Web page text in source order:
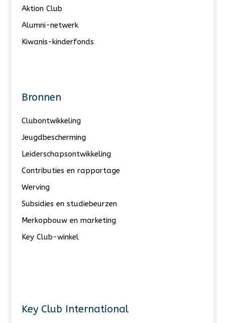
Aktion Club
Alumni-netwerk
Kiwanis-kinderfonds
Bronnen
Clubontwikkeling
Jeugdbescherming
Leiderschapsontwikkeling
Contributies en rapportage
Werving
Subsidies en studiebeurzen
Merkopbouw en marketing
Key Club-winkel
Key Club International